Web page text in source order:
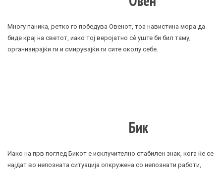
Многу паника, ретко го победува Овенот, тоа навистина мора да
биде крај на светот, иако тој веројатно сè уште би бил таму,
организирајќи ги и смирувајќи ги сите околу себе.
Бик
Иако на прв поглед Бикот е исклучително стабилен знак, кога ќе се
најдат во непозната ситуација опкружена со непознати работи,